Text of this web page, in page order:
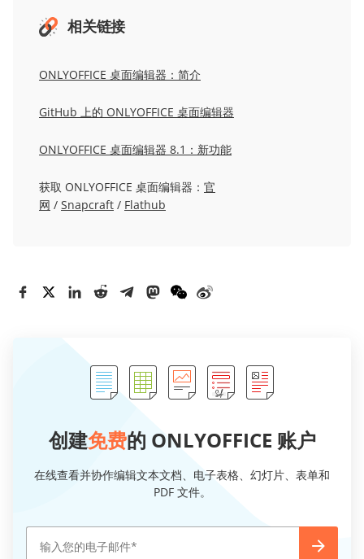
相关链接
ONLYOFFICE 桌面编辑器：简介
GitHub 上的 ONLYOFFICE 桌面编辑器
ONLYOFFICE 桌面编辑器 8.1：新功能
获取 ONLYOFFICE 桌面编辑器： 官
网 / Snapcraft / Flathub
创建免费的 ONLYOFFICE 账户
在线查看并协作编辑文本文档、电子表格、幻灯片、表单和
PDF 文件。